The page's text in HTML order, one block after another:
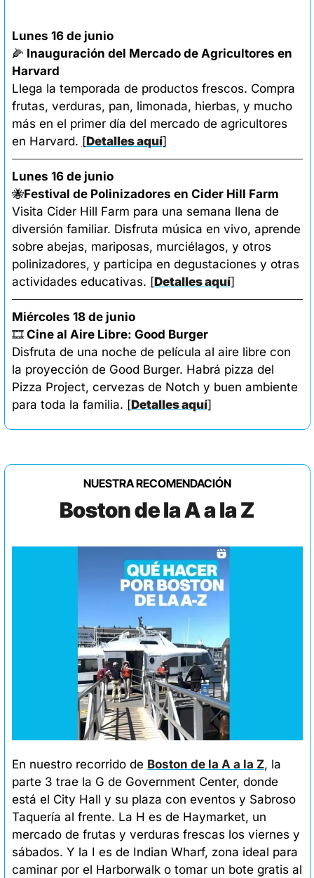
Lunes 16 de junio
🌽 Inauguración del Mercado de Agricultores en
Harvard
Llega la temporada de productos frescos. Compra
frutas, verduras, pan, limonada, hierbas, y mucho
más en el primer día del mercado de agricultores
en Harvard. [Detalles aquí]
Lunes 16 de junio
🐝Festival de Polinizadores en Cider Hill Farm
Visita Cider Hill Farm para una semana llena de
diversión familiar. Disfruta música en vivo, aprende
sobre abejas, mariposas, murciélagos, y otros
polinizadores, y participa en degustaciones y otras
actividades educativas. [Detalles aquí]
Miércoles 18 de junio
🎞️ Cine al Aire Libre: Good Burger
Disfruta de una noche de película al aire libre con
la proyección de Good Burger. Habrá pizza del
Pizza Project, cervezas de Notch y buen ambiente
para toda la familia. [Detalles aquí]
NUESTRA RECOMENDACIÓN
Boston de la A a la Z
En nuestro recorrido de Boston de la A a la Z, la
parte 3 trae la G de Government Center, donde
está el City Hall y su plaza con eventos y Sabroso
Taquería al frente. La H es de Haymarket, un
mercado de frutas y verduras frescas los viernes y
sábados. Y la I es de Indian Wharf, zona ideal para
caminar por el Harborwalk o tomar un bote gratis al